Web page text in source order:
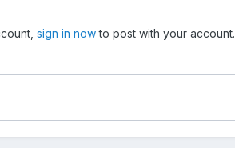
sign in nowto post with your account.